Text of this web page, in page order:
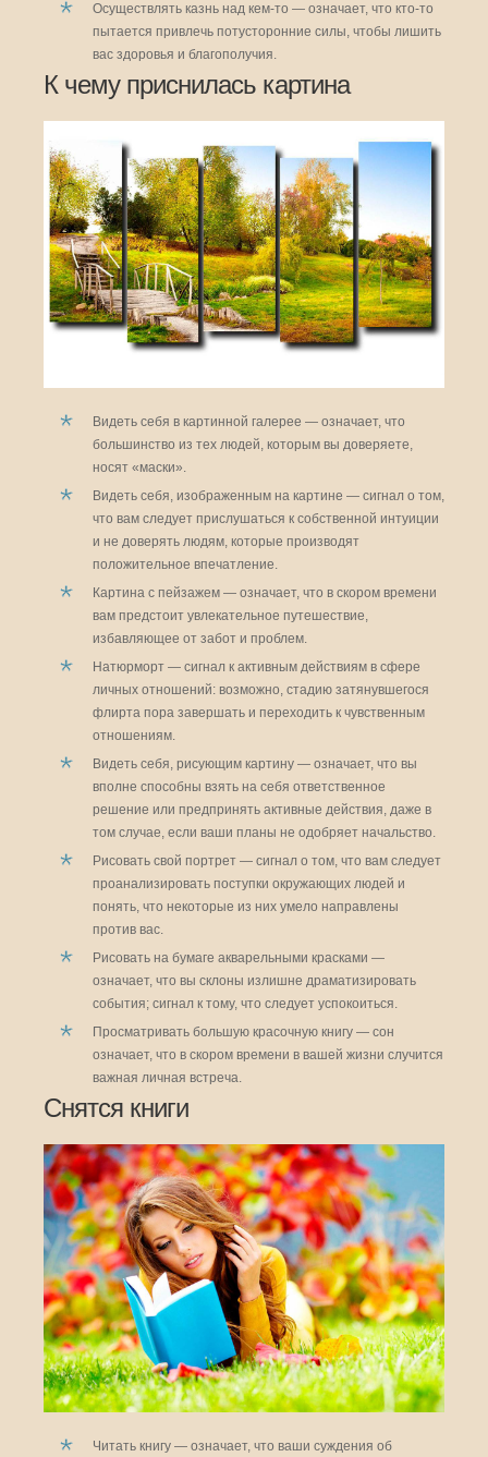
Осуществлять казнь над кем-то — означает, что кто-то
пытается привлечь потусторонние силы, чтобы лишить
вас здоровья и благополучия.
К чему приснилась картина
Видеть себя в картинной галерее — означает, что
большинство из тех людей, которым вы доверяете,
носят «маски».
Видеть себя, изображенным на картине — сигнал о том,
что вам следует прислушаться к собственной интуиции
и не доверять людям, которые производят
положительное впечатление.
Картина с пейзажем — означает, что в скором времени
вам предстоит увлекательное путешествие,
избавляющее от забот и проблем.
Натюрморт — сигнал к активным действиям в сфере
личных отношений: возможно, стадию затянувшегося
флирта пора завершать и переходить к чувственным
отношениям.
Видеть себя, рисующим картину — означает, что вы
вполне способны взять на себя ответственное
решение или предпринять активные действия, даже в
том случае, если ваши планы не одобряет начальство.
Рисовать свой портрет — сигнал о том, что вам следует
проанализировать поступки окружающих людей и
понять, что некоторые из них умело направлены
против вас.
Рисовать на бумаге акварельными красками —
означает, что вы склоны излишне драматизировать
события; сигнал к тому, что следует успокоиться.
Просматривать большую красочную книгу — сон
означает, что в скором времени в вашей жизни случится
важная личная встреча.
Снятся книги
Читать книгу — означает, что ваши суждения об